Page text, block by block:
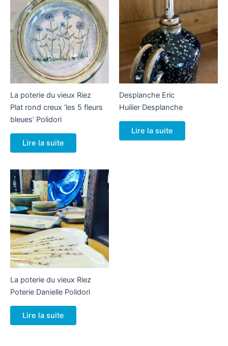
La poterie du vieux Riez
Plat rond creux ‘les 5 fleurs
bleues’ Polidori
Lire la suite
Desplanche Eric
Huilier Desplanche
Lire la suite
La poterie du vieux Riez
Poterie Danielle Polidori
Lire la suite